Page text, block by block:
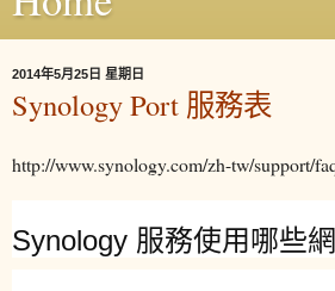
2014年5月25日 星期日
Synology Port 服務表
http://www.synology.com/zh-tw/support/
Synology 服務使用哪些